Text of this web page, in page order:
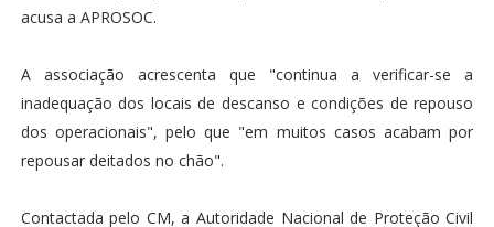
acusa a APROSOC.
A associação acrescenta que "continua a verificar-se a
inadequação dos locais de descanso e condições de repouso
dos operacionais", pelo que "em muitos casos acabam por
repousar deitados no chão".
Contactada pelo CM, a Autoridade Nacional de Proteção Civil